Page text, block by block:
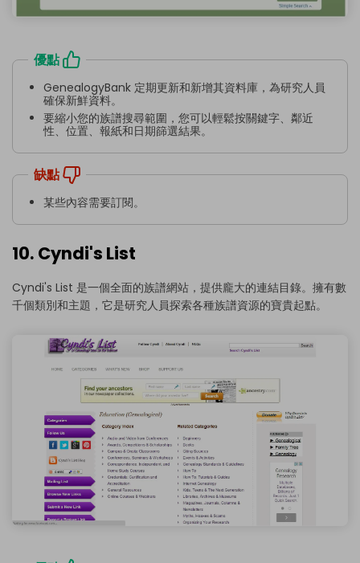
優點
GenealogyBank 定期更新和新增其資料庫，為研究人員
確保新鮮資料。
要縮小您的族譜搜尋範圍，您可以輕鬆按關鍵字、鄰近
性、位置、報紙和日期篩選結果。
缺點
某些內容需要訂閱。
10. Cyndi's List
Cyndi's List 是一個全面的族譜網站，提供龐大的連結目錄。擁有數
千個類別和主題，它是研究人員探索各種族譜資源的寶貴起點。